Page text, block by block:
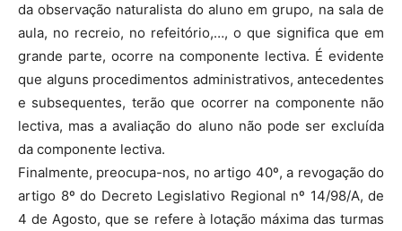
da observação naturalista do aluno em grupo, na sala de
aula, no recreio, no refeitório,…, o que significa que em
grande parte, ocorre na componente lectiva. É evidente
que alguns procedimentos administrativos, antecedentes
e subsequentes, terão que ocorrer na componente não
lectiva, mas a avaliação do aluno não pode ser excluída
da componente lectiva.
Finalmente, preocupa-nos, no artigo 40º, a revogação do
artigo 8º do Decreto Legislativo Regional nº 14/98/A, de
4 de Agosto, que se refere à lotação máxima das turmas